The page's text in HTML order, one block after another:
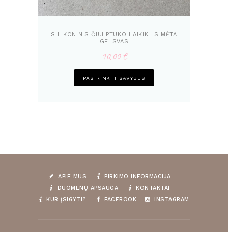
SILIKONINIS ČIULPTUKO LAIKIKLIS MĖTA
GELSVAS
10,00€
PASIRINKTI SAVYBES
product
may
chosen
on
the
APIE MUS
PIRKIMO INFORMACIJA
DUOMENŲ APSAUGA
KONTAKTAI
KUR ĮSIGYTI?
FACEBOOK INSTAGRAM